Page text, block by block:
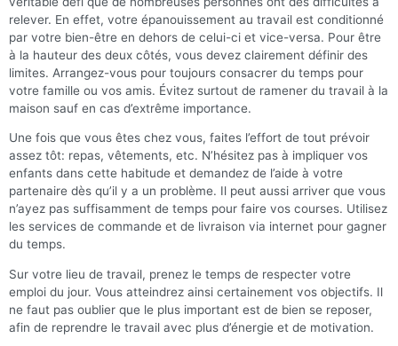
relever. En effet, votre épanouissement au travail est conditionné
par votre bien-être en dehors de celui-ci et vice-versa. Pour être
à la hauteur des deux côtés, vous devez clairement définir des
limites. Arrangez-vous pour toujours consacrer du temps pour
votre famille ou vos amis. Évitez surtout de ramener du travail à la
maison sauf en cas d’extrême importance.
Une fois que vous êtes chez vous, faites l’effort de tout prévoir
assez tôt: repas, vêtements, etc. N’hésitez pas à impliquer vos
enfants dans cette habitude et demandez de l’aide à votre
partenaire dès qu’il y a un problème. Il peut aussi arriver que vous
n’ayez pas suffisamment de temps pour faire vos courses. Utilisez
les services de commande et de livraison via internet pour gagner
du temps.
Sur votre lieu de travail, prenez le temps de respecter votre
emploi du jour. Vous atteindrez ainsi certainement vos objectifs. Il
ne faut pas oublier que le plus important est de bien se reposer,
afin de reprendre le travail avec plus d’énergie et de motivation.